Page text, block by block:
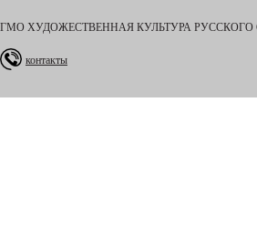
ГМО ХУДОЖЕСТВЕННАЯ КУЛЬТУРА РУССКОГО
контакты